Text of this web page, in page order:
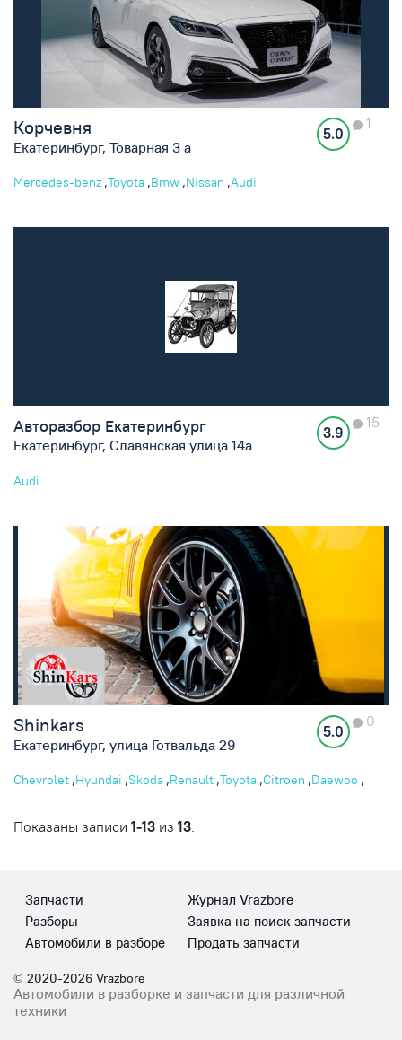
Корчевня
Екатеринбург, Товарная 3 а
5.0
1
Mercedes-benz ,Toyota ,Bmw ,Nissan ,Audi
Авторазбор Екатеринбург
Екатеринбург, Славянская улица 14а
3.9
15
Audi
Shinkars
Екатеринбург, улица Готвальда 29
5.0
0
Chevrolet ,Hyundai ,Skoda ,Renault ,Toyota ,Citroen ,Daewoo ,
Показаны записи 1-13 из 13.
Запчасти
Разборы
Автомобили в разборе
Журнал Vrazbore
Заявка на поиск запчасти
Продать запчасти
© 2020-2026 Vrazbore
Автомобили в разборке и запчасти для различной
техники